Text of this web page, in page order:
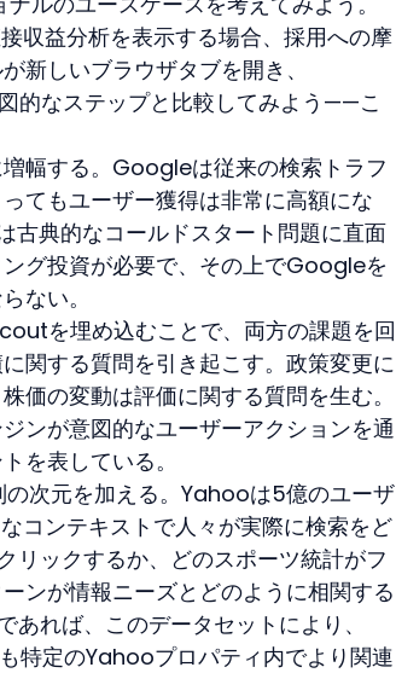
収益分析を表示する場合、採用への摩
新しいブラウザタブを開き、
的なステップと比較してみよう——こ
幅する。Googleは従来の検索トラフ
てもユーザー獲得は非常に高額にな
古典的なコールドスタート問題に直面
グ投資が必要で、その上でGoogleを
ない。
を埋め込むことで、両方の課題を回
関する質問を引き起こす。政策変更に
価の変動は評価に関する質問を生む。
ンが意図的なユーザーアクションを通
を表している。
次元を加える。Yahooは5億のユーザ
コンテキストで人々が実際に検索をど
ックするか、どのスポーツ統計がフ
ンが情報ニーズとどのように相関する
れば、このデータセットにより、
特定のYahooプロパティ内でより関連